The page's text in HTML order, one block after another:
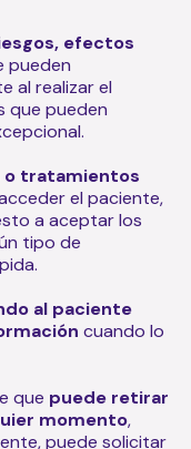
efectos
pueden
al realizar el
que pueden
tratamientos
el paciente,
a aceptar los
tipo de
al paciente
cuando lo
que puede retirar
momento,
puede solicitar